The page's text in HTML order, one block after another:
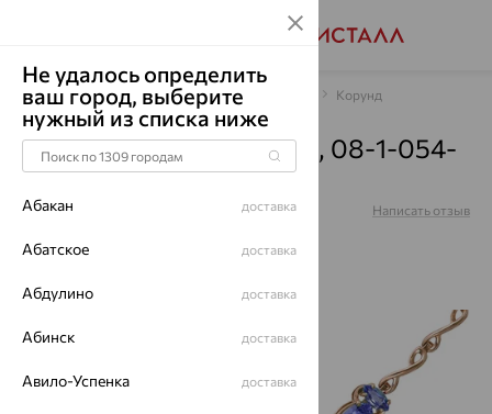
Главная Каталог Браслеты декоративные Корунд
Браслет, золото, корунд, 08-1-054-
1500-010
Артикул: Написать отзыв
Не удалось определить
ваш город, выберите
нужный из списка ниже
Абакан доставка
Абатское доставка
Абдулино доставка
Абинск доставка
Авило-Успенка доставка